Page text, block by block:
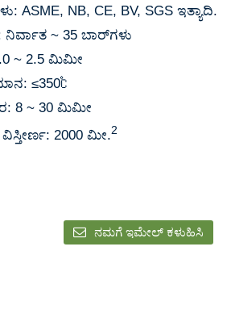
ASME, NB, CE, BV, SGS ಇತ್ಯಾದಿ.
ನಿರ್ವಾತ ~ 35 ಬಾರ್‌ಗಳು
~ 2.5 ಮಿಮೀ
≤350℃
8 ~ 30 ಮಿಮೀ
ವಿಸ್ತೀರ್ಣ: 2000 ಮೀ.2
ನಮಗೆ ಇಮೇಲ್ ಕಳುಹಿಸಿ